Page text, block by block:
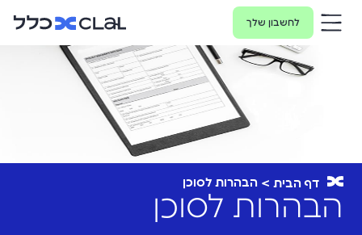
לחשבון שלך
דף הבית הבהרות לסוכן
הבהרות לסוכן